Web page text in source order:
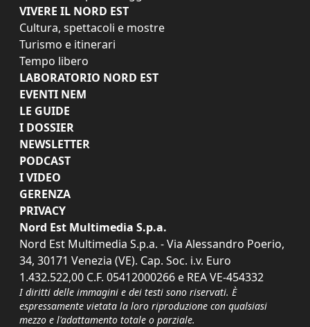
VIVERE IL NORD EST
Cultura, spettacoli e mostre
Turismo e itinerari
Tempo libero
LABORATORIO NORD EST
EVENTI NEM
LE GUIDE
I DOSSIER
NEWSLETTER
PODCAST
I VIDEO
GERENZA
PRIVACY
Nord Est Multimedia S.p.a.
Nord Est Multimedia S.p.a. - Via Alessandro Poerio,
34, 30171 Venezia (VE). Cap. Soc. i.v. Euro
1.432.522,00 C.F. 05412000266 e REA VE-454332
I diritti delle immagini e dei testi sono riservati. È
espressamente vietata la loro riproduzione con qualsiasi
mezzo e l'adattamento totale o parziale.